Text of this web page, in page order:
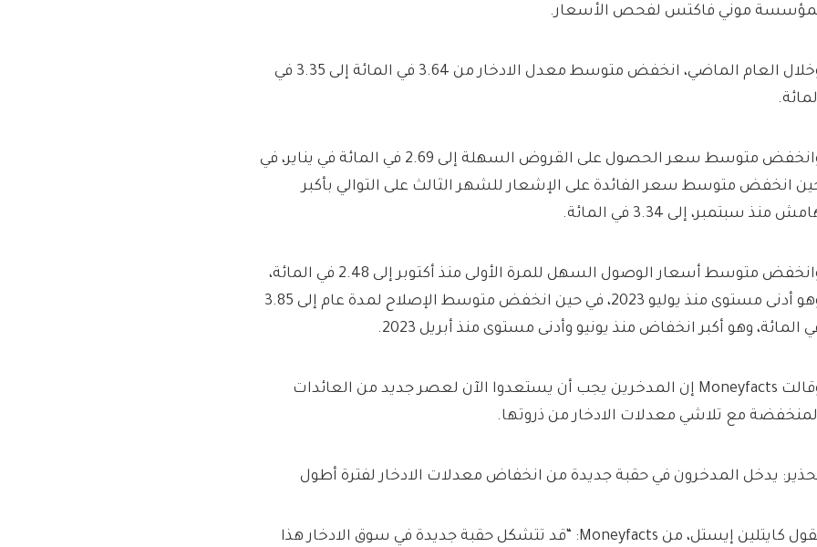
موني فاكتس لفحص الأسعار.
وخلال العام الماضي، انخفض متوسط ​​معدل الادخار من 3.64 في المائة إلى 3.35 في
وانخفض متوسط ​​سعر الحصول على القروض السهلة إلى 2.69 في المائة في يناير، في
انخفض متوسط ​​سعر الفائدة على الإشعار للشهر الثالث على التوالي بأكبر
منذ سبتمبر، إلى 3.34 في المائة.
وانخفض متوسط ​​أسعار الوصول السهل للمرة الأولى منذ أكتوبر إلى 2.48 في المائة،
وهو أدنى مستوى منذ يوليو 2023، في حين انخفض متوسط ​​الإصلاح لمدة عام إلى 3.85
المائة، وهو أكبر انخفاض منذ يونيو وأدنى مستوى منذ أبريل 2023.
وقالت Moneyfacts إن المدخرين يجب أن يستعدوا الآن لعصر جديد من العائدات
مع تلاشي معدلات الادخار من ذروتها.
يدخل المدخرون في حقبة جديدة من انخفاض معدلات الادخار لفترة أطول
تقول كايتلين إيستل، من Moneyfacts: “قد تتشكل حقبة جديدة في سوق الادخار هذا